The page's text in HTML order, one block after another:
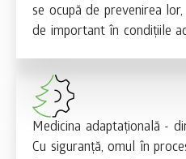
se ocupă de prevenirea
de important în condițiile
Medicina adaptațională -
Cu siguranță, omul în